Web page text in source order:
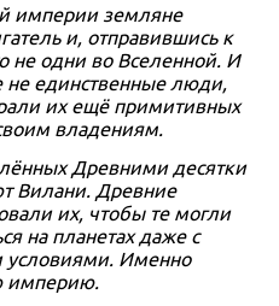
империи земляне
и, отправившись к
не одни во Вселенной. И
не единственные люди,
их ещё примитивных
владениям.
Древними десятки
Вилани. Древние
их, чтобы те могли
на планетах даже с
Именно
империю.